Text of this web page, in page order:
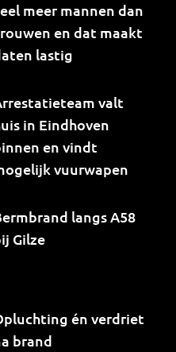
meer mannen dan
en dat maakt
lastig
valt
in Eindhoven
en vindt
vuurwapen
langs A58
Gilze
én verdriet
brand